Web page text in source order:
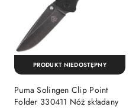
Puma Solingen Clip Point
Folder 330411 Nóż składany
PRODUKT NIEDOSTĘPNY